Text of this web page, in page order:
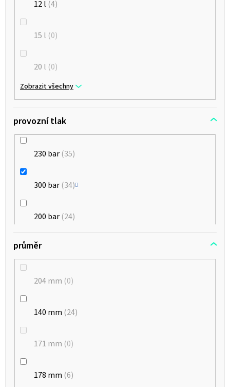
12 l 4
15 l 0
20 l 0
Zobrazit všechny
provozní tlak
230 bar 35
300 bar 34
200 bar 24
207 bar
průměr
204 mm 0
140 mm 24
171 mm 0
178 mm 6